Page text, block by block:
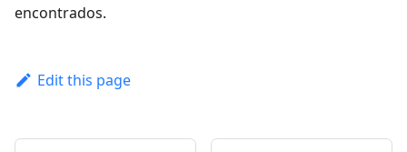
encontrados.
Edit this page